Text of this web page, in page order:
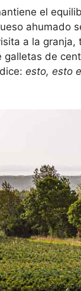
el
ahumado
a la
de
esto, esto